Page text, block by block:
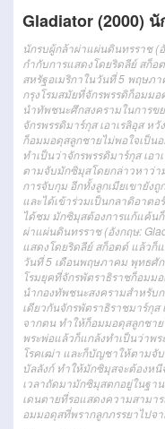
Gladiator (2000)
นักรบผู้กล้าผ่าแผ่นดินทรราช (
กำกับการแสดงโดยริดลีย์ สก็อ
สหรัฐอเมริกาในวันที่ 5 พฤษภ
กรุงโรมสมัยที่จักรพรรดิก็อมม
นำทัพชนะศึกสงครามในการข
จักรพรรดิมาร์กุส เอาเรลิอุส
ก็อมมอดุสลูกชายไม่พอใจเป็น
ทำเป็นว่าจักรพรรดิมาร์กุส เอ
ตามจับมักซิมุสโดยกล่าวหาว่
การจับกุม อีกทั้งลูกเมียเขายัง
และได้เข้าร่วมเป็นกลาดิอาต
ได้ชม มักซิมุสต้องการแก้แค้น
ผ่าแผ่นดินทรราช (อังกฤษ:
แสดงโดยริดลีย์ สก็อตต์ แล้วก็
วันที่ 5 เดือนพฤษภาคม พุทธศัก
โรมยุคที่จักรพัตราธิราชก็อมม
นำกองทัพชนะสงครามสำหรับ
เดียวกันจักรพัตราธิราชมาร์กุ
จากตน ทำให้ก็อมมอดุสลูกชา
พระพ่อแล้วก็แกล้งทำเป็นว่าพ
โรคเฒ่า และก็บัญชาให้ตามจั
บัลลังก์ ทำให้มักซิมุสจะต้องหนี
เวลาถัดมามักซิมุสตกอยู่ในฐา
เดนตายที่รอแสดงความสามา
อมมอดุสที่พรากลูกภรรยาไปจา